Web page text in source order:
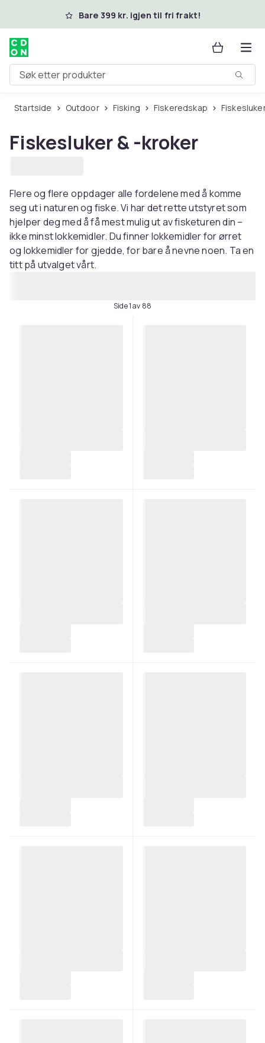
Hopp til hovedinnholdBare 399 kr. igjen til fri frakt!
Søk etter produkter
Startside Outdoor Fisking Fiskeredskap
Fiskesluker & -kroker
Flere og flere oppdager alle fordelene med å komme
seg ut i naturen og fiske. Vi har det rette utstyret som
hjelper deg med å få mest mulig ut av fisketuren din –
ikke minst lokkemidler. Du finner lokkemidler for ørret
og lokkemidler for gjedde, for bare å nevne noen. Ta en
titt på utvalget vårt.
Side 1 av 88